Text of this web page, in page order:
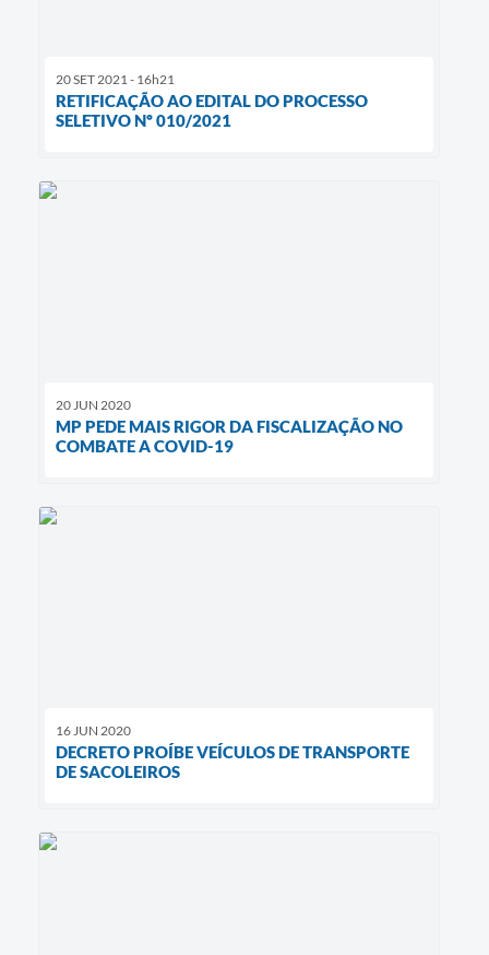
20 SET 2021 - 16h21
RETIFICAÇÃO AO EDITAL DO PROCESSO
SELETIVO Nº 010/2021
20 JUN 2020
MP PEDE MAIS RIGOR DA FISCALIZAÇÃO NO
COMBATE A COVID-19
16 JUN 2020
DECRETO PROÍBE VEÍCULOS DE TRANSPORTE
DE SACOLEIROS